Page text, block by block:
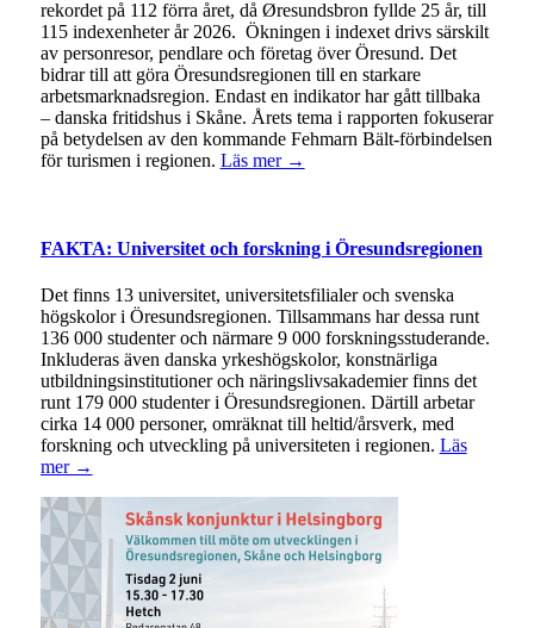
rekordet på 112 förra året, då Øresundsbron fyllde 25 år, till
115 indexenheter år 2026. Ökningen i indexet drivs särskilt
av personresor, pendlare och företag över Öresund. Det
bidrar till att göra Öresundsregionen till en starkare
arbetsmarknadsregion. Endast en indikator har gått tillbaka
– danska fritidshus i Skåne. Årets tema i rapporten fokuserar
på betydelsen av den kommande Fehmarn Bält-förbindelsen
för turismen i regionen. Läs mer →
FAKTA: Universitet och forskning i Öresundsregionen
Det finns 13 universitet, universitetsfilialer och svenska
högskolor i Öresundsregionen. Tillsammans har dessa runt
136 000 studenter och närmare 9 000 forskningsstuderande.
Inkluderas även danska yrkeshögskolor, konstnärliga
utbildningsinstitutioner och näringslivsakademier finns det
runt 179 000 studenter i Öresundsregionen. Därtill arbetar
cirka 14 000 personer, omräknat till heltid/årsverk, med
forskning och utveckling på universiteten i regionen. Läs
mer →